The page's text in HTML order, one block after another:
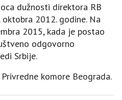
dužnosti direktora RB
oktobra 2012. godine. Na
2015, kada je postao
odgovorno
Srbije.
komore Beograda.